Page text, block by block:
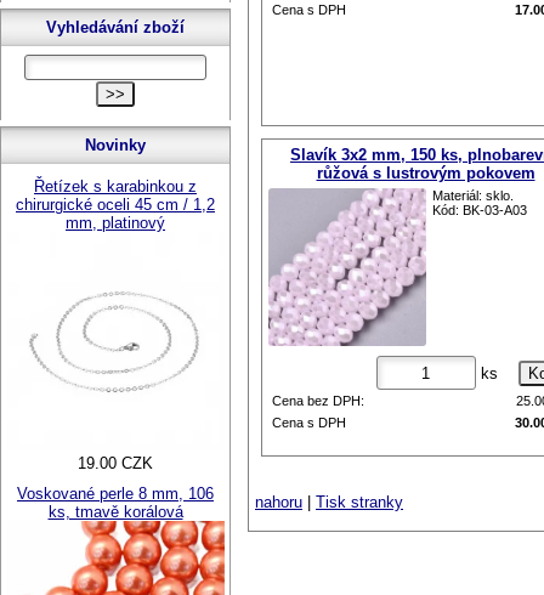
Cena s DPH
Slavík 3x2 mm, 150 ks,
růžová s lustrovým pokovem
Materiál: sklo.
Kód: BK-03-A03
ks
Cena bez DPH:
Cena s DPH
nahoru Tisk stranky
Vyhledávání zboží
Novinky
Řetízek s karabinkou z
chirurgické oceli 45 cm / 1,2
mm, platinový
19.00 CZK
Voskované perle 8 mm, 106
ks, tmavě korálová